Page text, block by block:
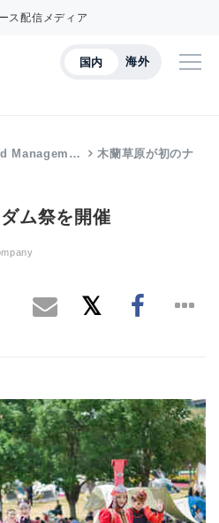
ス配信メディア
国内 海外
Managem… 木蘭草原が初のナ
ム祭を開催